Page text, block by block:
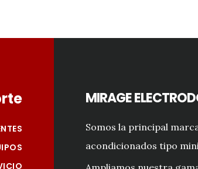
MIRAGE
Somos la principal
acondicionados tipo